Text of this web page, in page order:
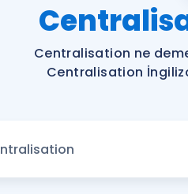
Centralisation ne
Centralisation